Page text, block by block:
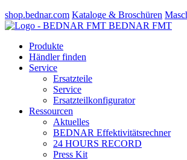
shop.bednar.com Kataloge & Broschüren
BEDNAR FMT
Produkte
Händler finden
Service
Ersatzteile
Service
Ersatzteilkonfigurator
Ressourcen
Aktuelles
BEDNAR Effektivitätsrechner
24 HOURS RECORD
Press Kit